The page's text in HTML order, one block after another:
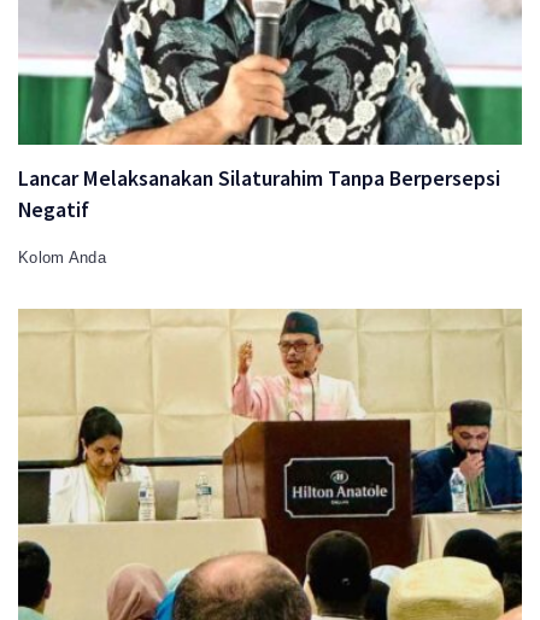
Lancar Melaksanakan Silaturahim Tanpa Berpersepsi
Negatif
Kolom Anda